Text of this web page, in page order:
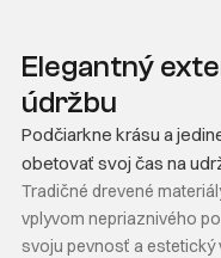
Elegantný
údržbu
Podčiarkne krásu a
obetovať svoj čas na
Tradičné drevené
vplyvom nepriaznivého
svoju pevnosť a estetický